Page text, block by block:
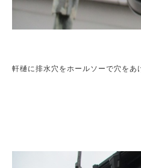
軒樋に排水穴をホールソーで穴をあ